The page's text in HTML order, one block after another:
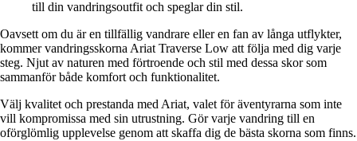
till din vandringsoutfit och speglar din stil.
Oavsett om du är en tillfällig vandrare eller en fan av långa utflykter,
kommer vandringsskorna Ariat Traverse Low att följa med dig varje
steg. Njut av naturen med förtroende och stil med dessa skor som
sammanför både komfort och funktionalitet.
Välj kvalitet och prestanda med Ariat, valet för äventyrarna som inte
vill kompromissa med sin utrustning. Gör varje vandring till en
oförglömlig upplevelse genom att skaffa dig de bästa skorna som finns.